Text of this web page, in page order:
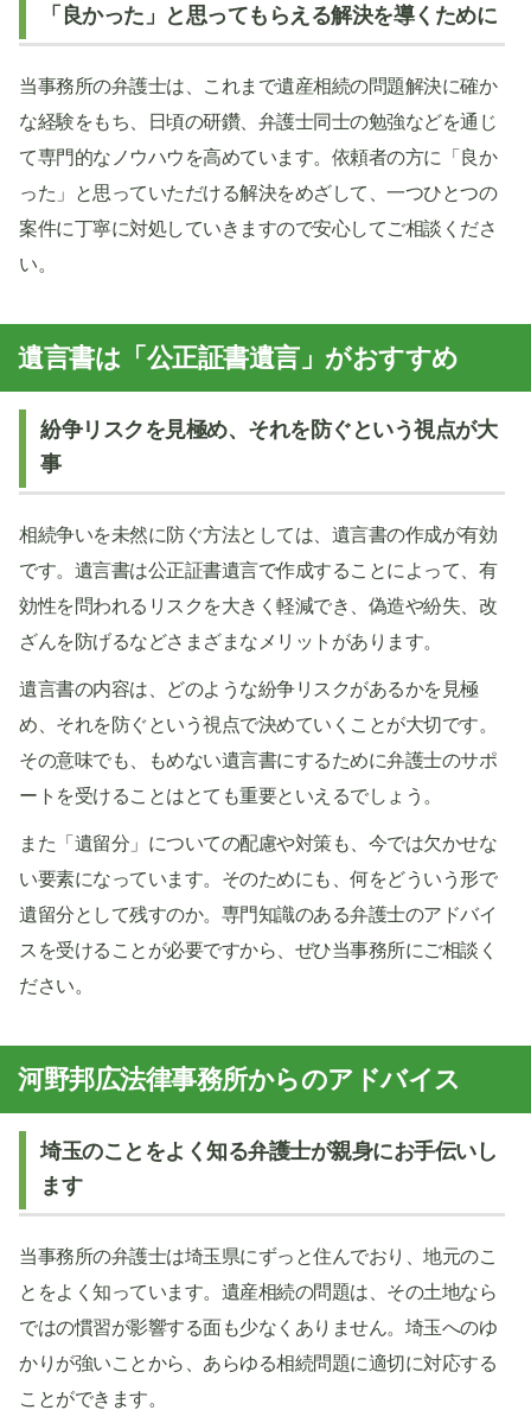
「良かった」と思ってもらえる解決を導くために
当事務所の弁護士は、これまで遺産相続の問題解決に確か
な経験をもち、日頃の研鑽、弁護士同士の勉強などを通じ
て専門的なノウハウを高めています。依頼者の方に「良か
った」と思っていただける解決をめざして、一つひとつの
案件に丁寧に対処していきますので安心してご相談くださ
い。
遺言書は「公正証書遺言」がおすすめ
紛争リスクを見極め、それを防ぐという視点が大
事
相続争いを未然に防ぐ方法としては、遺言書の作成が有効
です。遺言書は公正証書遺言で作成することによって、有
効性を問われるリスクを大きく軽減でき、偽造や紛失、改
ざんを防げるなどさまざまなメリットがあります。
遺言書の内容は、どのような紛争リスクがあるかを見極
め、それを防ぐという視点で決めていくことが大切です。
その意味でも、もめない遺言書にするために弁護士のサポ
ートを受けることはとても重要といえるでしょう。
また「遺留分」についての配慮や対策も、今では欠かせな
い要素になっています。そのためにも、何をどういう形で
遺留分として残すのか。専門知識のある弁護士のアドバイ
スを受けることが必要ですから、ぜひ当事務所にご相談く
ださい。
河野邦広法律事務所からのアドバイス
埼玉のことをよく知る弁護士が親身にお手伝いし
ます
当事務所の弁護士は埼玉県にずっと住んでおり、地元のこ
とをよく知っています。遺産相続の問題は、その土地なら
ではの慣習が影響する面も少なくありません。埼玉へのゆ
かりが強いことから、あらゆる相続問題に適切に対応する
ことができます。